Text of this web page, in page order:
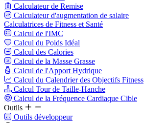
Calculateur de Remise
Calculateur d'augmentation de salaire
Calculatrices de Fitness et Santé
Calcul de l'IMC
Calcul du Poids Idéal
Calcul des Calories
Calcul de la Masse Grasse
Calcul de l'Apport Hydrique
Calcul du Calendrier des Objectifs Fitness
Calcul Tour de Taille-Hanche
Calcul de la Fréquence Cardiaque Cible
Outils
Outils développeur